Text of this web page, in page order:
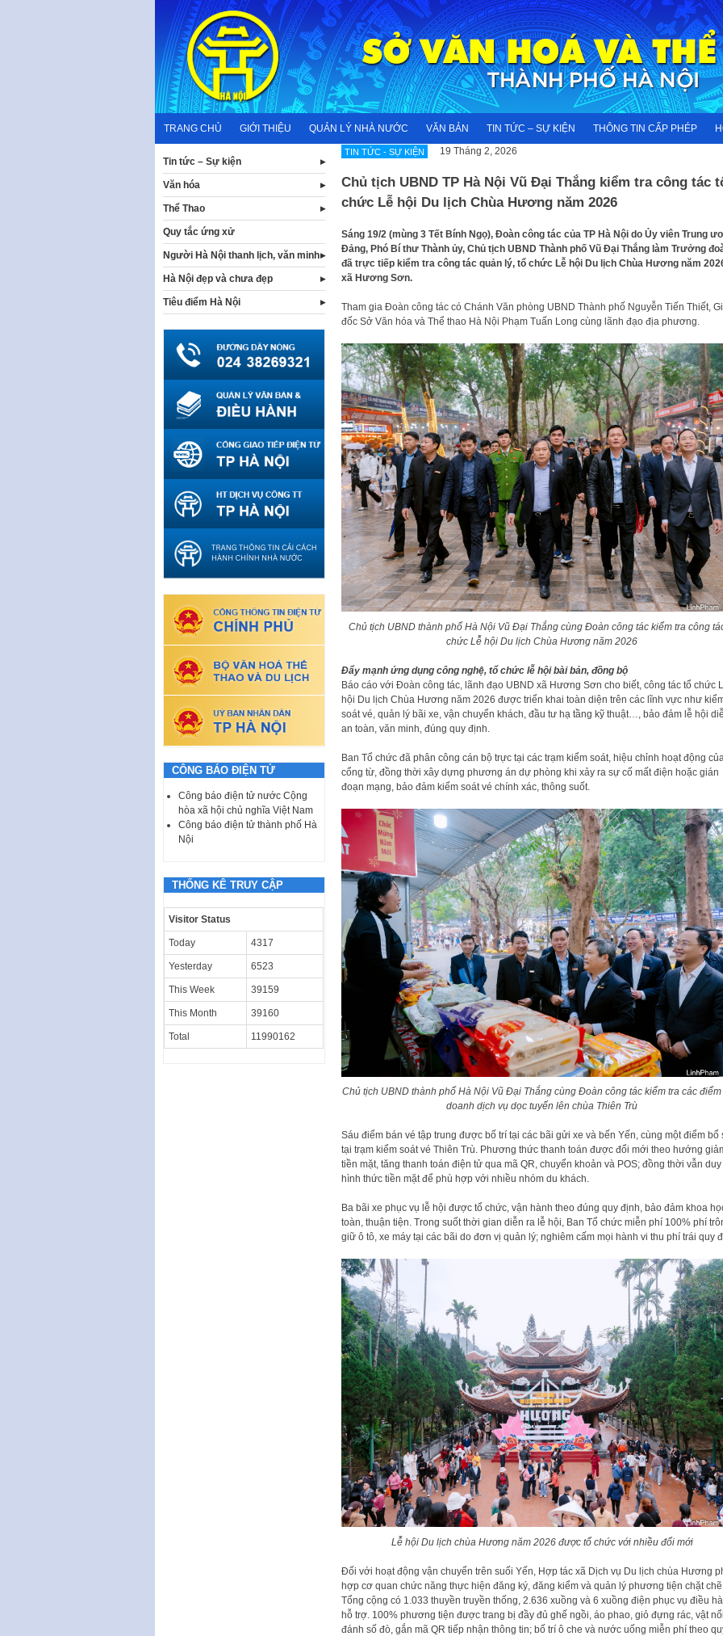
content
TRANG CHỦ GIỚI THIỆU QUẢN LÝ NHÀ NƯỚC VĂN BẢN TIN TỨC – SỰ KIỆN THÔNG TIN CẤP PHÉP
TIN TỨC - SỰ KIỆN 19 Tháng 2, 2026
Chủ tịch UBND TP Hà Nội Vũ Đại Thắng kiểm tra công tác
chức Lễ hội Du lịch Chùa Hương năm 2026
Sáng 19/2 (mùng 3 Tết Bính Ngọ), Đoàn công tác của TP Hà Nội do Ủy viên Trung
Đảng, Phó Bí thư Thành ủy, Chủ tịch UBND Thành phố Vũ Đại Thắng làm Trưởng
đã trực tiếp kiểm tra công tác quản lý, tổ chức Lễ hội Du lịch Chùa Hương năm
xã Hương Sơn.
Tham gia Đoàn công tác có Chánh Văn phòng UBND Thành phố Nguyễn Tiến Thiết,
đốc Sở Văn hóa và Thể thao Hà Nội Phạm Tuấn Long cùng lãnh đạo địa phương.
Chủ tịch UBND thành phố Hà Nội Vũ Đại Thắng cùng Đoàn công tác kiểm tra công
chức Lễ hội Du lịch Chùa Hương năm 2026
Đẩy mạnh ứng dụng công nghệ, tổ chức lễ hội bài bản, đồng bộ
Báo cáo với Đoàn công tác, lãnh đạo UBND xã Hương Sơn cho biết, công tác tổ chức
hội Du lịch Chùa Hương năm 2026 được triển khai toàn diện trên các lĩnh vực như
soát vé, quản lý bãi xe, vận chuyển khách, đầu tư hạ tầng kỹ thuật…, bảo đảm lễ hội
an toàn, văn minh, đúng quy định.
Ban Tổ chức đã phân công cán bộ trực tại các trạm kiểm soát, hiệu chỉnh hoạt động
cổng từ, đồng thời xây dựng phương án dự phòng khi xảy ra sự cố mất điện hoặc gián
đoạn mạng, bảo đảm kiểm soát vé chính xác, thông suốt.
Chủ tịch UBND thành phố Hà Nội Vũ Đại Thắng cùng Đoàn công tác kiểm tra các điểm
doanh dịch vụ dọc tuyến lên chùa Thiên Trù
Sáu điểm bán vé tập trung được bố trí tại các bãi gửi xe và bến Yến, cùng một điểm bổ
tại trạm kiểm soát vé Thiên Trù. Phương thức thanh toán được đổi mới theo hướng
tiền mặt, tăng thanh toán điện tử qua mã QR, chuyển khoản và POS; đồng thời vẫn duy
hình thức tiền mặt để phù hợp với nhiều nhóm du khách.
Ba bãi xe phục vụ lễ hội được tổ chức, vận hành theo đúng quy định, bảo đảm khoa
toàn, thuận tiện. Trong suốt thời gian diễn ra lễ hội, Ban Tổ chức miễn phí 100% phí
giữ ô tô, xe máy tại các bãi do đơn vị quản lý; nghiêm cấm mọi hành vi thu phí trái quy
Lễ hội Du lịch chùa Hương năm 2026 được tổ chức với nhiều đổi mới
Đối với hoạt động vận chuyển trên suối Yến, Hợp tác xã Dịch vụ Du lịch chùa Hương
hợp cơ quan chức năng thực hiện đăng ký, đăng kiểm và quản lý phương tiện chặt
Tổng cộng có 1.033 thuyền truyền thống, 2.636 xuồng và 6 xuồng điện phục vụ điều
hỗ trợ. 100% phương tiện được trang bị đầy đủ ghế ngồi, áo phao, giỏ đựng rác, vật
đánh số đò, gắn mã QR tiếp nhận thông tin; bố trí ô che và nước uống miễn phí theo
Tin tức – Sự kiện
Văn hóa
Thể Thao
Quy tắc ứng xử
Người Hà Nội thanh lịch, văn minh
Hà Nội đẹp và chưa đẹp
Tiêu điểm Hà Nội
CÔNG BÁO ĐIỆN TỬ
Công báo điện tử nước Cộng
hòa xã hội chủ nghĩa Việt Nam
Công báo điện tử thành phố Hà
Nội
THỐNG KÊ TRUY CẬP
Visitor Status
Today 4317
Yesterday 6523
This Week 39159
This Month 39160
Total 11990162